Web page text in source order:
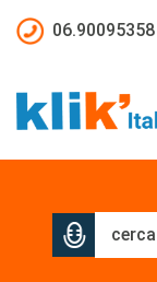
06.90095358